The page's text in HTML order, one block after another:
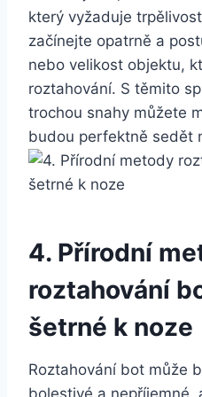
který‌ vyžaduje⁢
začínejte opatrně ⁢a⁤
nebo velikost objektu,
roztahování. S těmito
trochou snahy můžete
budou‌ perfektně sedět
4. Přírodní
roztahování
šetrné k noze
Roztahování bot ⁢může
bolestivé a nepříjemné,